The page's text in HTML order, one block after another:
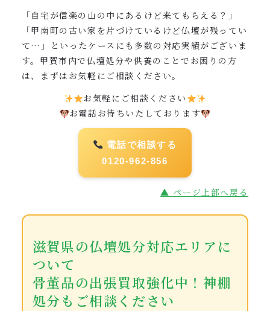
「自宅が信楽の山の中にあるけど来てもらえる？」
「甲南町の古い家を片づけているけど仏壇が残ってい
て…」といったケースにも多数の対応実績がございま
す。甲賀市内で仏壇処分や供養のことでお困りの方
は、まずはお気軽にご相談ください。
お気軽にご相談ください
お電話お待ちいたしております
電話で相談する
0120-962-856
▲ ページ上部へ戻る
滋賀県の仏壇処分対応エリアに
ついて
骨董品の出張買取強化中！神棚
処分もご相談ください